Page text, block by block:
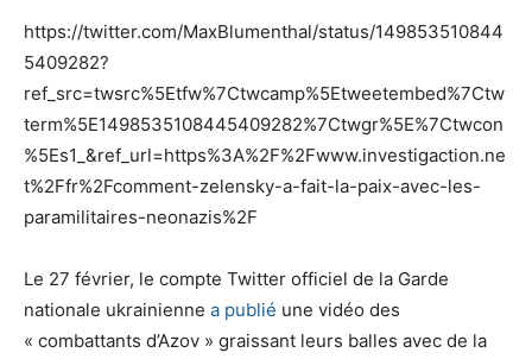
https://twitter.com/MaxBlumenthal/status/149853510844
5409282?
ref_src=twsrc%5Etfw%7Ctwcamp%5Etweetembed%7Ctw
term%5E1498535108445409282%7Ctwgr%5E%7Ctwcon
%5Es1_&ref_url=https%3A%2F%2Fwww.investigaction.ne
t%2Ffr%2Fcomment-zelensky-a-fait-la-paix-avec-les-
paramilitaires-neonazis%2F
Le 27 février, le compte Twitter officiel de la Garde
nationale ukrainienne a publié une vidéo des
« combattants d’Azov » graissant leurs balles avec de la